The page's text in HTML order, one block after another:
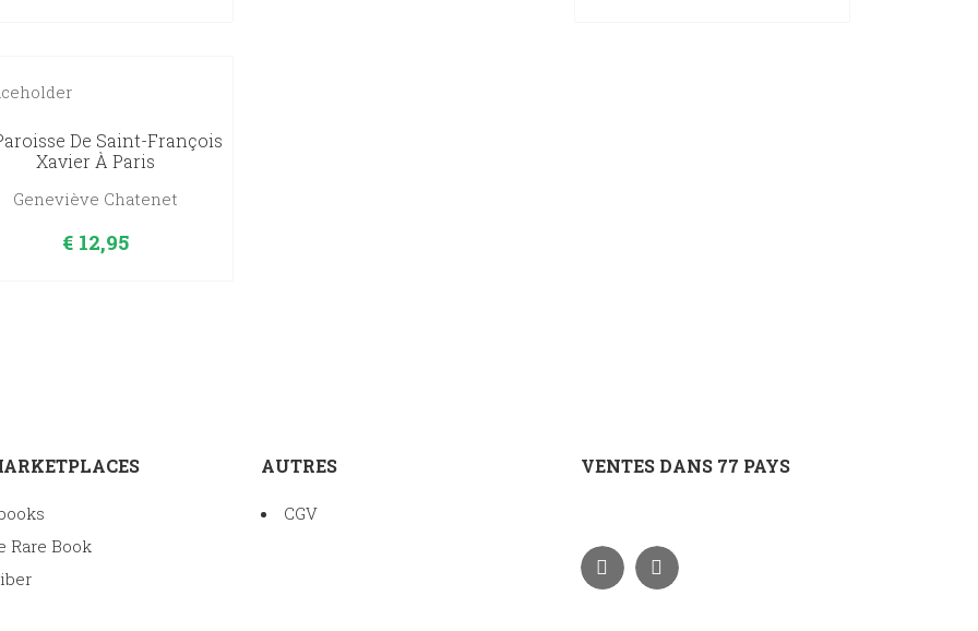
De Saint-François
Xavier À Paris
Geneviève Chatenet
€ 12,95
Rare Book
AUTRES
CGV
VENTES DANS 77 PAYS